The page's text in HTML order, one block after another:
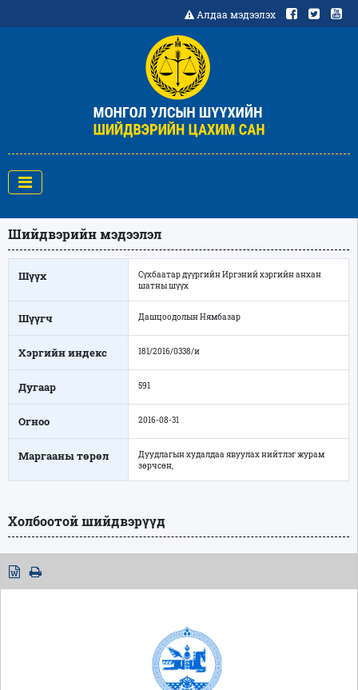
Алдаа мэдээлэх
Шийдвэрийн мэдээлэл
Шүүх
Сүхбаатар дүүргийн Иргэний хэргийн анхан
шатны шүүх
Шүүгч Дашцоодолын Нямбазар
Хэргийн индекс 181/2016/0338/и
Дугаар 591
Огноо 2016-08-31
Маргааны төрөл
Дуудлагын худалдаа явуулах нийтлэг журам
зөрчсөн,
Холбоотой шийдвэрүүд